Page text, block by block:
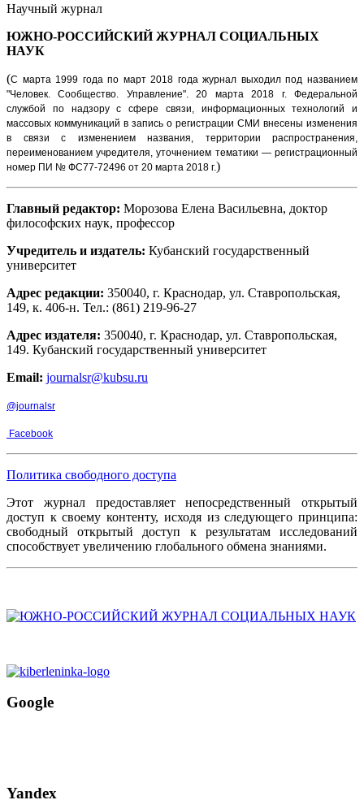
Научный журнал
ЮЖНО-РОССИЙСКИЙ ЖУРНАЛ СОЦИАЛЬНЫХ
НАУК
(С марта 1999 года по март 2018 года журнал выходил под названием
"Человек. Сообщество. Управление".20 марта 2018 г. Федеральной
службой по надзору с сфере связи, информационных технологий и
массовых коммуникаций в запись о регистрации СМИ внесены изменения
в связи с изменением названия, территории распространения,
переименованием учредителя, уточнением тематики — регистрационный
номер ПИ № ФС77-72496 от 20 марта 2018 г.)
Главный редактор: Морозова Елена Васильевна, доктор
философских наук, профессор
Учредитель и издатель: Кубанский государственный
университет
Адрес редакции: 350040, г. Краснодар, ул. Ставропольская,
149, к. 406-н. Тел.: (861) 219-96-27
Адрес издателя: 350040, г. Краснодар, ул. Ставропольская,
149. Кубанский государственный университет
Email: journalsr@kubsu.ru
@journalsr
Facebook
Политика свободного доступа
Этот журнал предоставляет непосредственный открытый
доступ к своему контенту, исходя из следующего принципа:
свободный открытый доступ к результатам исследований
способствует увеличению глобального обмена знаниями.
Google
Yandex